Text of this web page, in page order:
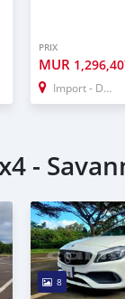
PRIX
MUR
Import - Dubai
-
8